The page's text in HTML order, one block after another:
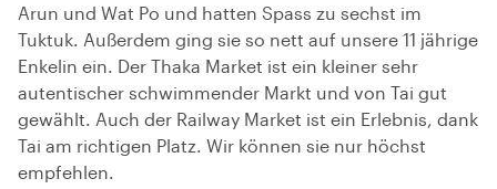
Arun und Wat Po und hatten Spass zu sechst im
Tuktuk. Außerdem ging sie so nett auf unsere 11 jährige
Enkelin ein. Der Thaka Market ist ein kleiner sehr
autentischer schwimmender Markt und von Tai gut
gewählt. Auch der Railway Market ist ein Erlebnis, dank
Tai am richtigen Platz. Wir können sie nur höchst
empfehlen.